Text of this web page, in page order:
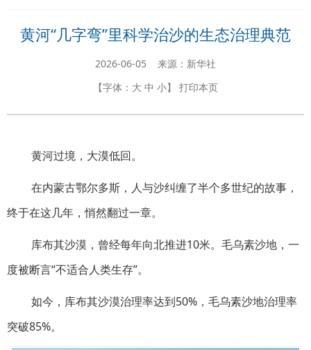
黄河“几字弯”里科学治沙的生态治理典范
2026-06-05 来源：新华社
【字体： 大 中 小】 打印本页
黄河过境，大漠低回。
在内蒙古鄂尔多斯，人与沙纠缠了半个多世纪的故事，
终于在这几年，悄然翻过一章。
库布其沙漠，曾经每年向北推进10米。毛乌素沙地，一
度被断言“不适合人类生存”。
如今，库布其沙漠治理率达到50%，毛乌素沙地治理率
突破85%。